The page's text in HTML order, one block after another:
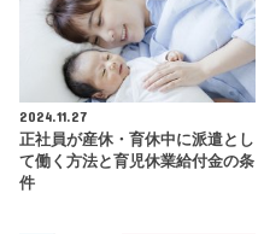
2024.11.27
正社員が産休・育休中に派遣とし
て働く方法と育児休業給付金の条
件